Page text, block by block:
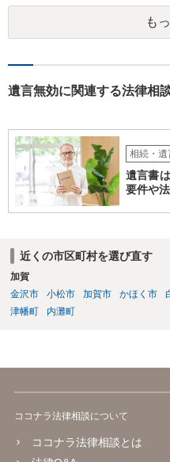
がいいのではと考えていますが
とも言えないのですが、遺言内
弁護士に事情等を説明して個別
も
遺言無効に関連する法律相
相続・遺
遺言書
要件や
近くの市区町村を選び直す
加賀
金沢市
小松市 加賀市 かほく市
津幡町
内灘町
ココナラ法律相談について
ココナラ法律相談とは